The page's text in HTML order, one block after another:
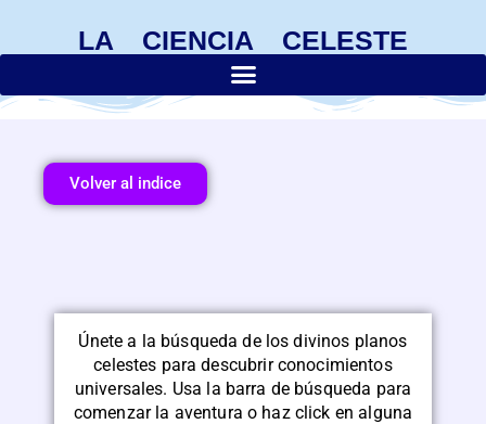
LA CIENCIA CELESTE
Volver al indice
Únete a la búsqueda de los divinos planos
celestes para descubrir conocimientos
universales. Usa la barra de búsqueda para
comenzar la aventura o haz click en alguna